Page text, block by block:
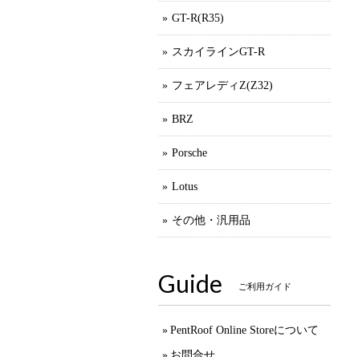
GT-R(R35)
スカイラインGT-R
フェアレディZ(Z32)
BRZ
Porsche
Lotus
その他・汎用品
Guide ご利用ガイド
PentRoof Online Storeについて